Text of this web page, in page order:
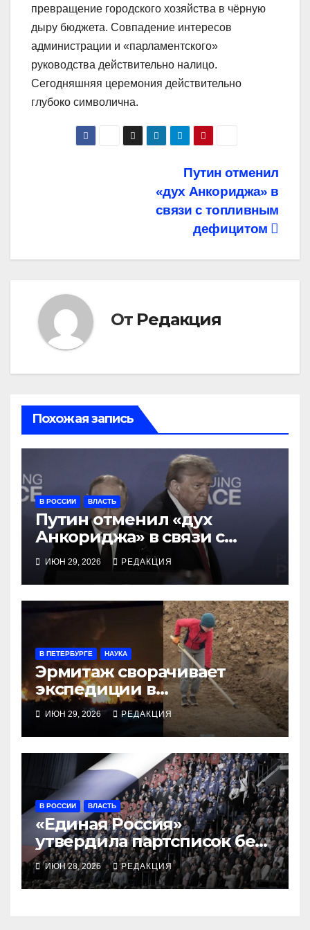
превращение городского хозяйства в чёрную
дыру бюджета. Совпадение интересов
администрации и «парламентского»
руководства действительно налицо.
Сегодняшняя церемония действительно
глубоко символична.
Путин отменил
«дух Анкориджа» в
связи с топливным
дефицитом
От Редакция
Похожая запись
В РОССИИ ВЛАСТЬ
Путин отменил «дух
Анкориджа» в связи с
топливным дефицитом
ИЮН 29, 2026 РЕДАКЦИЯ
В ПЕТЕРБУРГЕ НАУКА
Эрмитаж сворачивает
экспедиции в
оккупированном Крыму
ИЮН 29, 2026 РЕДАКЦИЯ
В РОССИИ ВЛАСТЬ
«Единая Россия»
утвердила партсписок без
председателя партии
ИЮН 28, 2026 РЕДАКЦИЯ